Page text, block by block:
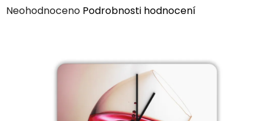
Průměrné
Neohodnoceno Podrobnosti hodnocení